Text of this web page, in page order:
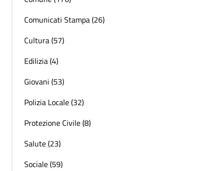
Comunicati Stampa (26)
Cultura (57)
Edilizia (4)
Giovani (53)
Polizia Locale (32)
Protezione Civile (8)
Salute (23)
Sociale (59)